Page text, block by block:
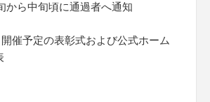
から中旬頃に通過者へ通知
催予定の表彰式および公式ホーム